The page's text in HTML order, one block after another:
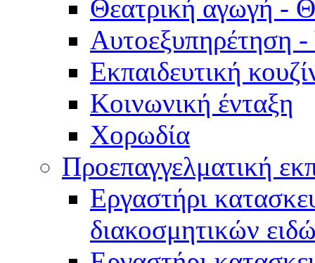
Θεατρική αγωγή -
Αυτοεξυπηρέτηση
Εκπαιδευτική
Κοινωνική ένταξη
Χορωδία
Προεπαγγελματική
Εργαστήρι
διακοσμητικών